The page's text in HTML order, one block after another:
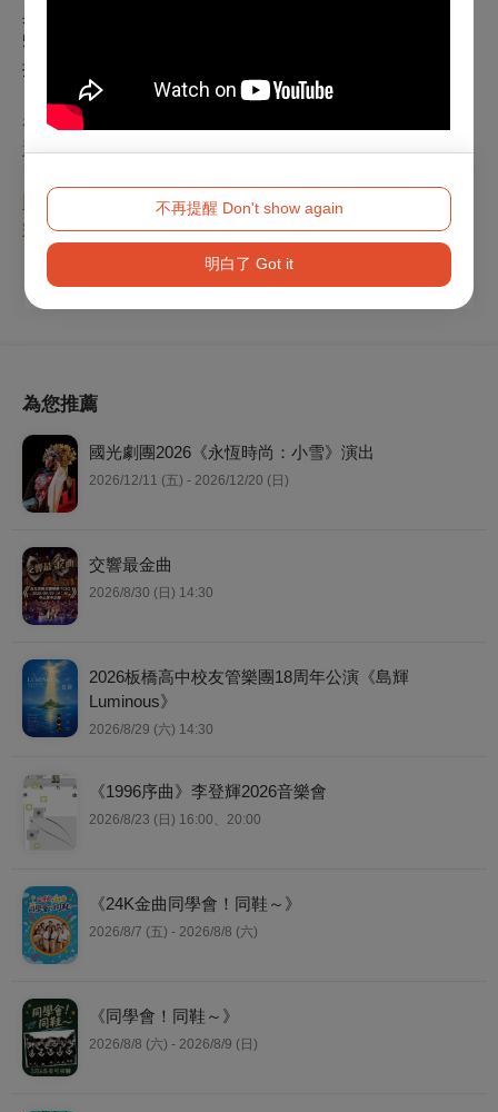
不再提醒 Don't show again
明白了 Got it
與可能，在新場館到位、製作過剩、音樂劇、新馬戲、
5G、觀眾口味等變數激盪下，這個世代後續將如何發展？
接下來這10年，讓我們繼續觀察期待。
看看駐站作家其他專欄文章
速寫賴翠霜
以真實人生舞動的《舞魂》
疫情之下且戰且走、應變創新
為您推薦
國光劇團2026《永恆時尚：小雪》演出
2026/12/11 (五) - 2026/12/20 (日)
交響最金曲
2026/8/30 (日) 14:30
2026板橋高中校友管樂團18周年公演《島輝
Luminous》
2026/8/29 (六) 14:30
《1996序曲》李登輝2026音樂會
2026/8/23 (日) 16:00、20:00
《24K金曲同學會！同鞋～》
2026/8/7 (五) - 2026/8/8 (六)
《同學會！同鞋～》
2026/8/8 (六) - 2026/8/9 (日)